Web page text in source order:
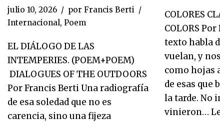
julio 10, 2026 por Francis Berti
Internacional, Poem
EL DIÁLOGO DE LAS
INTEMPERIES. (POEM+POEM)
DIALOGUES OF THE OUTDOORS
Por Francis Berti Una radiografía
de esa soledad que no es
carencia, sino una fijeza
COLORES
COLORS
texto habla
vuelan, y
como hojas
de esas que
la tarde. No
vinieron…